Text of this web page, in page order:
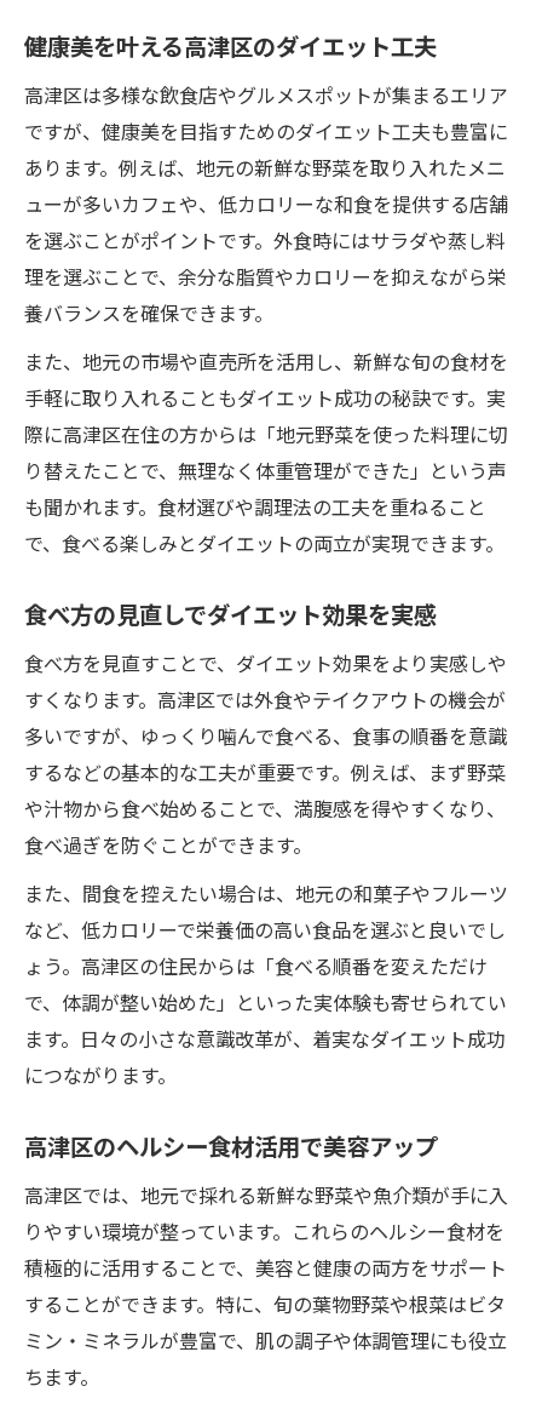
健康美を叶える高津区のダイエット工夫
高津区は多様な飲食店やグルメスポットが集まるエリア
ですが、健康美を目指すためのダイエット工夫も豊富に
あります。例えば、地元の新鮮な野菜を取り入れたメニ
ューが多いカフェや、低カロリーな和食を提供する店舗
を選ぶことがポイントです。外食時にはサラダや蒸し料
理を選ぶことで、余分な脂質やカロリーを抑えながら栄
養バランスを確保できます。
また、地元の市場や直売所を活用し、新鮮な旬の食材を
手軽に取り入れることもダイエット成功の秘訣です。実
際に高津区在住の方からは「地元野菜を使った料理に切
り替えたことで、無理なく体重管理ができた」という声
も聞かれます。食材選びや調理法の工夫を重ねること
で、食べる楽しみとダイエットの両立が実現できます。
食べ方の見直しでダイエット効果を実感
食べ方を見直すことで、ダイエット効果をより実感しや
すくなります。高津区では外食やテイクアウトの機会が
多いですが、ゆっくり噛んで食べる、食事の順番を意識
するなどの基本的な工夫が重要です。例えば、まず野菜
や汁物から食べ始めることで、満腹感を得やすくなり、
食べ過ぎを防ぐことができます。
また、間食を控えたい場合は、地元の和菓子やフルーツ
など、低カロリーで栄養価の高い食品を選ぶと良いでし
ょう。高津区の住民からは「食べる順番を変えただけ
で、体調が整い始めた」といった実体験も寄せられてい
ます。日々の小さな意識改革が、着実なダイエット成功
につながります。
高津区のヘルシー食材活用で美容アップ
高津区では、地元で採れる新鮮な野菜や魚介類が手に入
りやすい環境が整っています。これらのヘルシー食材を
積極的に活用することで、美容と健康の両方をサポート
することができます。特に、旬の葉物野菜や根菜はビタ
ミン・ミネラルが豊富で、肌の調子や体調管理にも役立
ちます。